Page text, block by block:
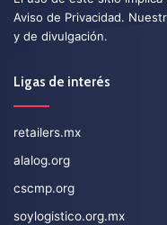
Aviso de Privacidad.
y de divulgación.
Ligas de interés
retailers.mx
alalog.org
cscmp.org
soylogistico.org.mx